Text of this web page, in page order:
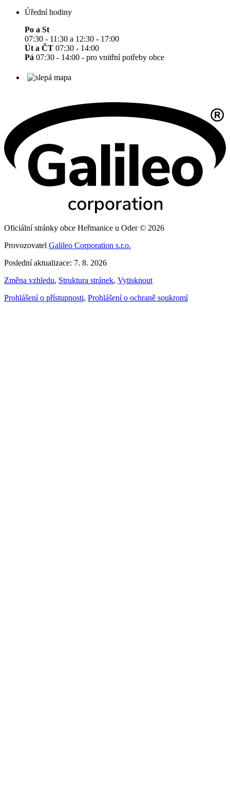
Úřední hodiny
Po a St
07:30 - 11:30 a 12:30 - 17:00
Út a ČT 07:30 - 14:00
Pá 07:30 - 14:00 - pro vnitřní potřeby obce
Oficiální stránky obce Heřmanice u Oder © 2026
Provozovatel Galileo Corporation s.r.o.
Poslední aktualizace: 7. 8. 2026
Změna vzhledu, Struktura stránek, Vytisknout
Prohlášení o přístupnosti, Prohlášení o ochraně soukromí